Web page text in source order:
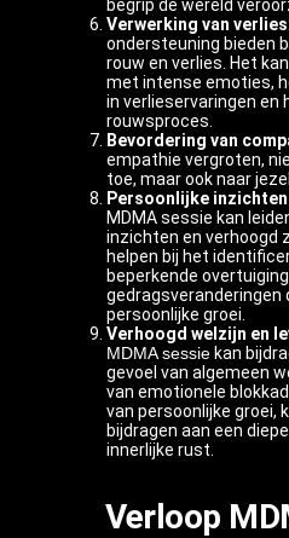
begrip de wereld
Verwerking van verlies
ondersteuning bieden
rouw en verlies. Het
met intense emoties,
in verlieservaringen en
rouwsproces.
Bevordering van
empathie vergroten,
toe, maar ook naar
Persoonlijke
MDMA sessie kan
inzichten en verhoogd
helpen bij het
beperkende
gedragsveranderingen
persoonlijke groei.
Verhoogd welzijn en
MDMA sessie kan
gevoel van algemeen
van emotionele
van persoonlijke groei,
bijdragen aan een
innerlijke rust.
Verloop